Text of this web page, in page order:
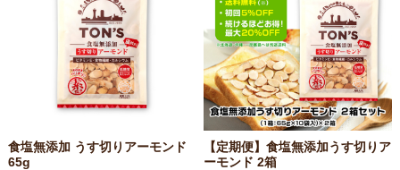
食塩無添加 うす切りアーモンド
65g
【定期便】食塩無添加うす切りア
ーモンド 2箱